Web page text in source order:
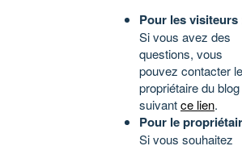
Pour les visiteurs
Si vous avez des
questions, vous
pouvez contacter le
propriétaire du
suivantce lien.
Pour le
Si vous souhaitez